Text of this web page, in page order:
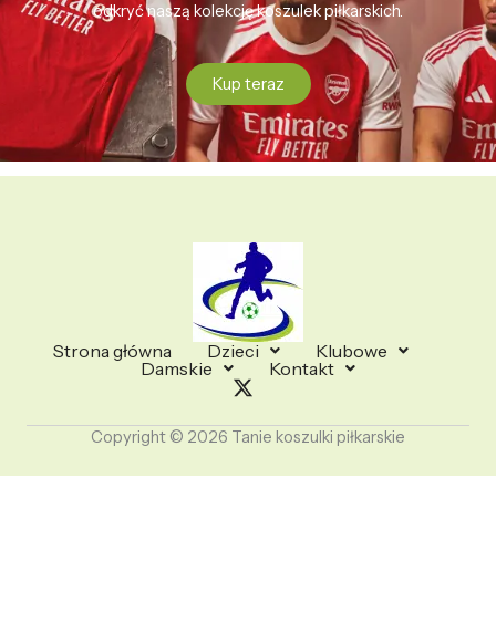
odkryć naszą kolekcję koszulek piłkarskich.
Kup teraz
Strona główna Dzieci
Klubowe
Damskie
Kontakt
Copyright © 2026 Tanie koszulki piłkarskie